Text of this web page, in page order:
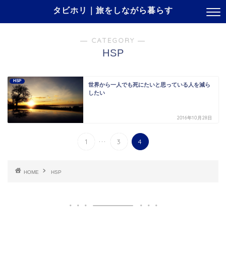
タビホリ｜旅をしながら暮らす
― CATEGORY ―
HSP
HSP
世界から一人でも死にたいと思っている人を減ら
したい
2016年10月28日
1 ... 3 4
HOME HSP